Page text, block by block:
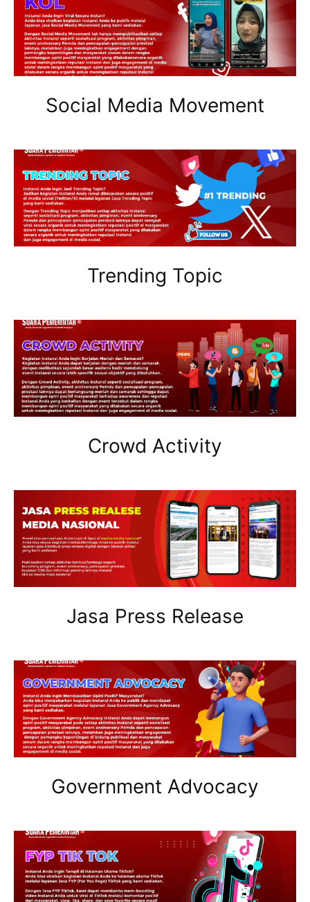
Social Media Movement
Trending Topic
Crowd Activity
Jasa Press Release
Government Advocacy